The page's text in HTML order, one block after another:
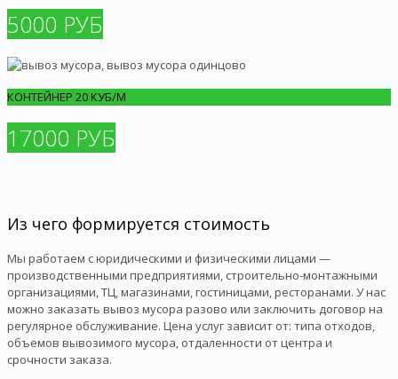
5000 РУБ
КОНТЕЙНЕР 20 КУБ/М
17000 РУБ
Из чего формируется стоимость
Мы работаем с юридическими и физическими лицами —
производственными предприятиями, строительно-монтажными
организациями, ТЦ, магазинами, гостиницами, ресторанами. У нас
можно заказать вывоз мусора разово или заключить договор на
регулярное обслуживание. Цена услуг зависит от: типа отходов,
объемов вывозимого мусора, отдаленности от центра и
срочности заказа.